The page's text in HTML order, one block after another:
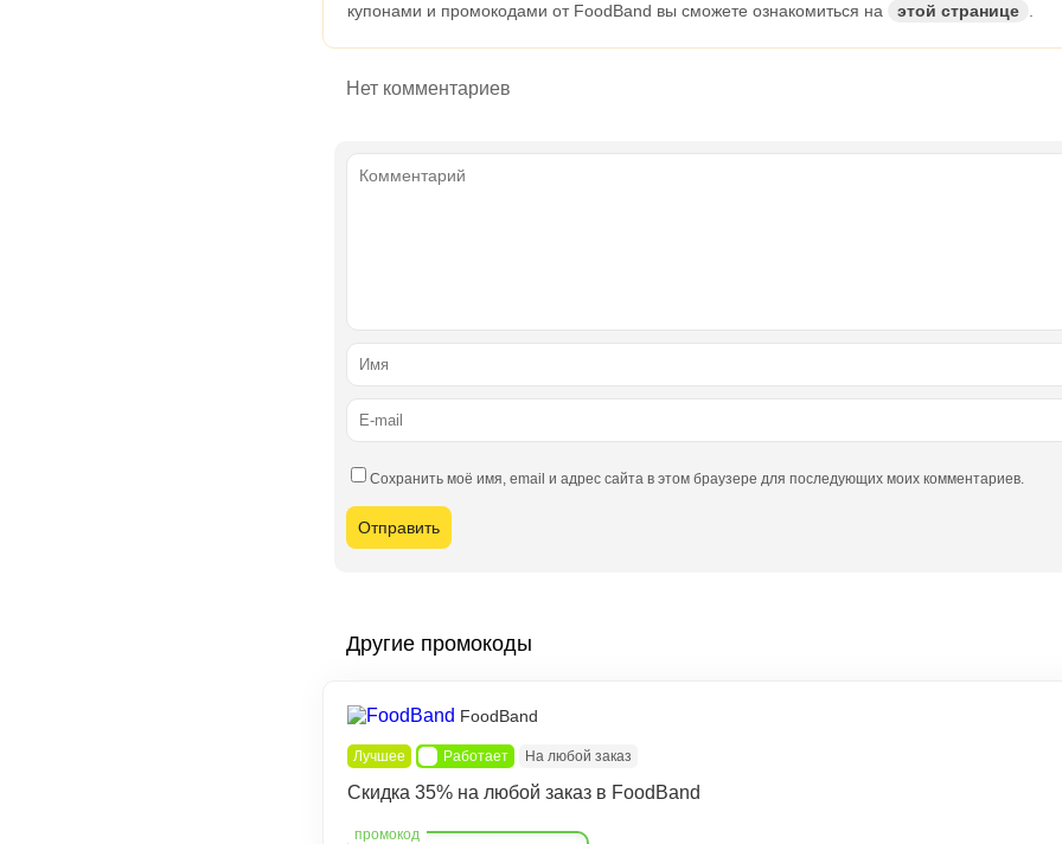
купонами и промокодами от FoodBand вы сможете ознакомиться на
этой странице
Нет комментариев
Сохранить моё имя, email и адрес сайта в этом браузере для последующих моих комментариев.
Другие промокоды
FoodBand
Лучшее Работает На любой заказ
Скидка 35% на любой заказ в FoodBand